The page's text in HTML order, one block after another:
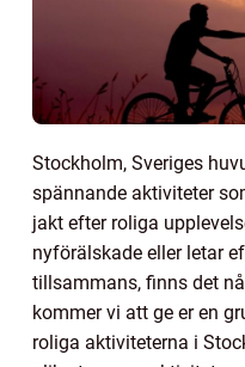
Stockholm, Sveriges
spännande aktiviteter
jakt efter roliga
nyförälskade eller letar
tillsammans, finns det
kommer vi att ge er en
roliga aktiviteterna i